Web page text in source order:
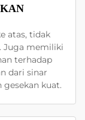
atas, tidak
Juga memiliki
terhadap
dari sinar
kuat.